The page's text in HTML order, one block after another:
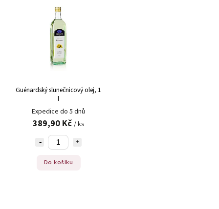
Nejlevnější
Nejdražší
Nejprodávanější
Abecedně
Guénardský slunečnicový olej, 1
l
Expedice do 5 dnů
389,90 Kč / ks
Do košíku